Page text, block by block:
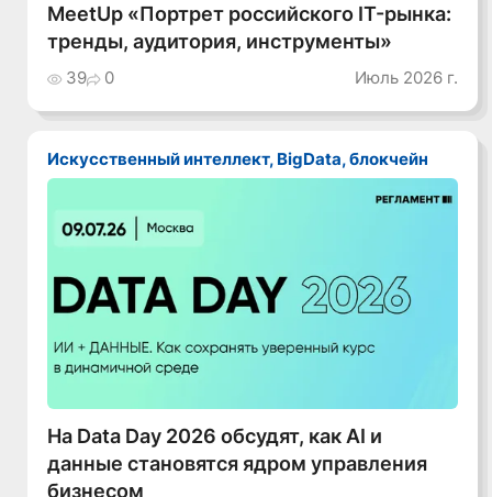
MeetUp «Портрет российского IT-рынка:
тренды, аудитория, инструменты»
39 0 Июль 2026 г.
Искусственный интеллект, BigData, блокчейн
На Data Day 2026 обсудят, как AI и
данные становятся ядром управления
бизнесом